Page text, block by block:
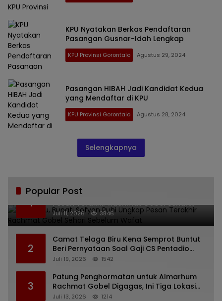
KPU Nyatakan Berkas Pendaftaran
Pasangan Gusnar-Idah Lengkap
KPU Provinsi Gorontalo Agustus 29, 2024
Pasangan HIBAH Jadi Kandidat Kedua
yang Mendaftar di KPU
KPU Provinsi Gorontalo Agustus 28, 2024
Selengkapnya
Popular Post
1
Bikin Haru, Bupati Sofyan Puhi Ungkap
Pesan Terakhir Rachmat Gobel Sehari
Sebelum Wafat
Juli 11, 2026 3846
2
Camat Telaga Biru Kena Semprot Buntut
Beri Pernyataan Soal Gaji CS Pentadio
Barat yang Nunggak
Juli 19, 2026 1542
3
Patung Penghormatan untuk Almarhum
Rachmat Gobel Digagas, Ini Tiga Lokasi
yang Diusulkan
Juli 13, 2026 1214